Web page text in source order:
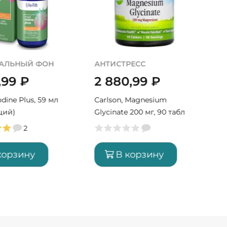
ФОН
₽
Plus, 59 мл
2
АНТИСТРЕСС
2 880,99₽
Carlson, Magnesium
Glycinate 200 мг, 90 табл
(90 порций)
В корзину